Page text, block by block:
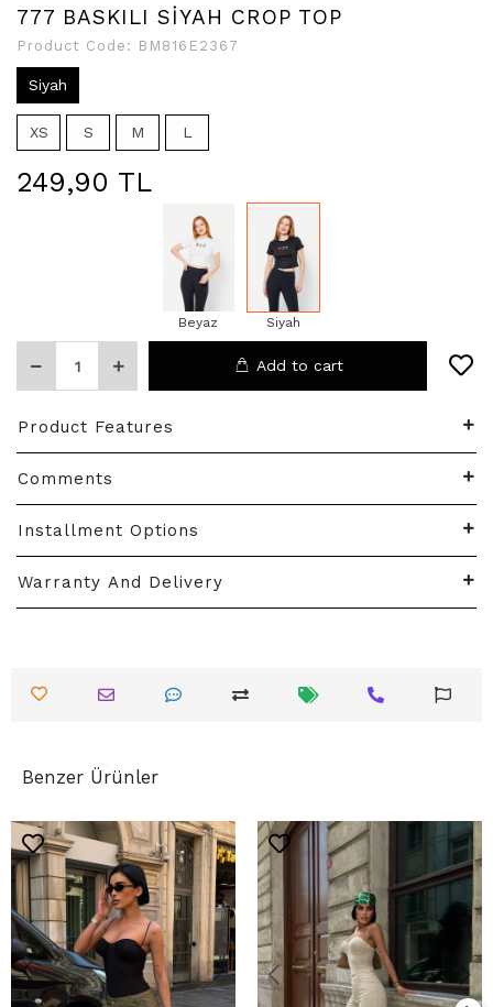
777 BASKILI SİYAH CROP TOP
Product Code: BM816E2367
Siyah
XS S M L
249,90 TL
Beyaz Siyah
Add to cart
Product Features
Comments
Installment Options
Warranty And Delivery
Benzer Ürünler